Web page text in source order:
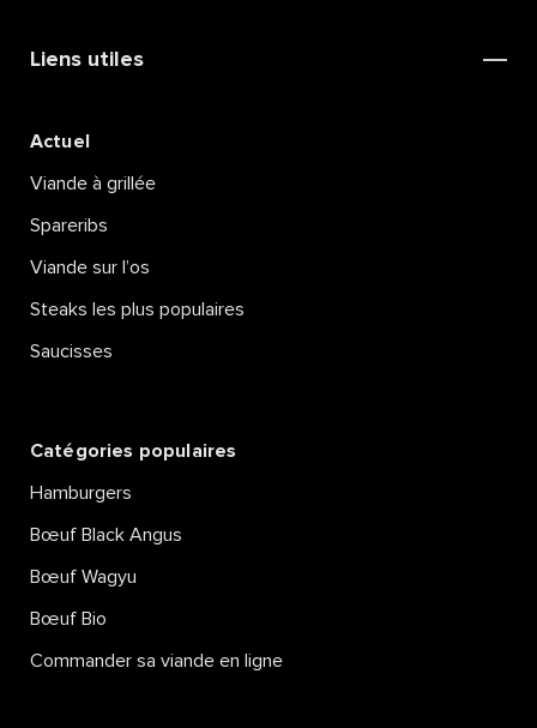
Lucas et Marco de Dieu, des
Liens utiles
Actuel
Viande à grillée
Spareribs
Viande sur l’os
Steaks les plus populaires
Saucisses
Catégories populaires
Hamburgers
Bœuf Black Angus
Bœuf Wagyu
Bœuf Bio
Commander sa viande en ligne